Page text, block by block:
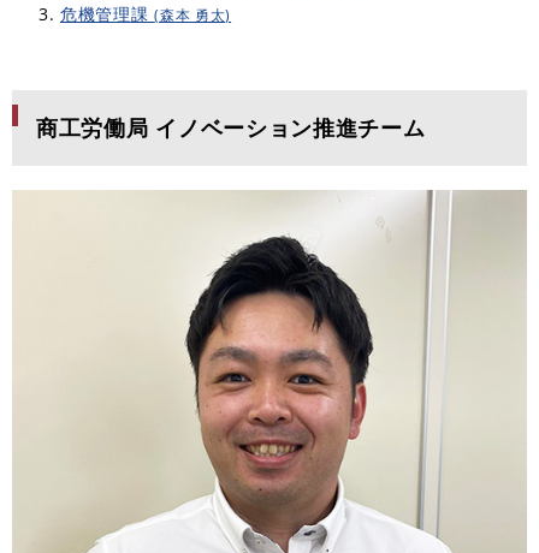
危機管理課(森本 勇太)
商工労働局 イノベーション推進チーム